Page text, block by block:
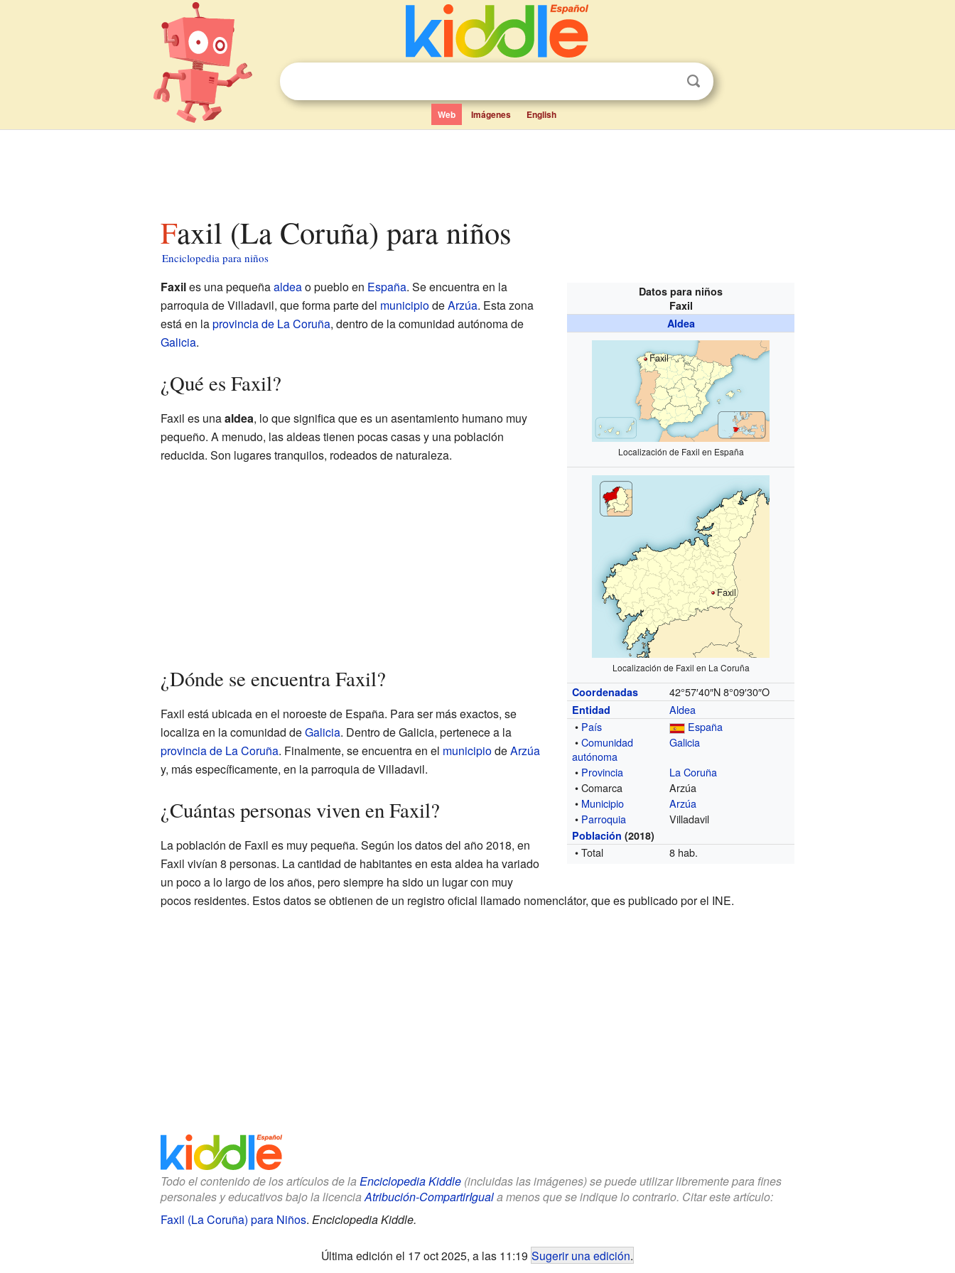
Web Imágenes English
Faxil (La Coruña) para niños
Enciclopedia para niños
Datos para niños
Faxil
Aldea
Faxil
Localización de Faxil en España
Faxil
Localización de Faxil en La Coruña
Coordenadas 42°57′40″N 8°09′30″O
Entidad
Aldea
• País
España
•Comunidad
autónoma
Galicia
• Provincia
La Coruña
• Comarca
Arzúa
• Municipio
Arzúa
• Parroquia Villadavil
Población (2018)
• Total 8 hab.
Faxiles una pequeñaaldeao pueblo en España. Se encuentra en la
parroquia de Villadavil, que forma parte del municipiodeArzúa. Esta zona
está en laprovincia de La Coruña, dentro de la comunidad autónoma de
Galicia.
¿Qué es Faxil?
Faxil es unaaldea, lo que significa que es un asentamiento humano muy
pequeño. A menudo, las aldeas tienen pocas casas y una población
reducida. Son lugares tranquilos, rodeados de naturaleza.
¿Dónde se encuentra Faxil?
Faxil está ubicada en el noroeste de España. Para ser más exactos, se
localiza en la comunidad deGalicia. Dentro de Galicia, pertenece a la
provincia de La Coruña. Finalmente, se encuentra en el municipiodeArzúa
y, más específicamente, en la parroquia de Villadavil.
¿Cuántas personas viven en Faxil?
La población de Faxil es muy pequeña. Según los datos del año 2018, en
Faxil vivían 8 personas. La cantidad de habitantes en esta aldea ha variado
un poco a lo largo de los años, pero siempre ha sido un lugar con muy
pocos residentes. Estos datos se obtienen de un registro oficial llamado nomenclátor, que es publicado por el INE.
Todo el contenido de los artículos de la Enciclopedia Kiddle(incluidas las imágenes) se puede utilizar libremente para fines
personales y educativos bajo la licenciaAtribución-CompartirIguala menos que se indique lo contrario. Citar este artículo:
Faxil (La Coruña) para Niños. Enciclopedia Kiddle.
Última edición el 17 oct 2025, a las 11:19 Sugerir una edición.